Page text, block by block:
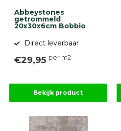
Abbeystones
getrommeld
20x30x6cm Bobbio
Direct leverbaar
€29,95 per m2
Bekijk product